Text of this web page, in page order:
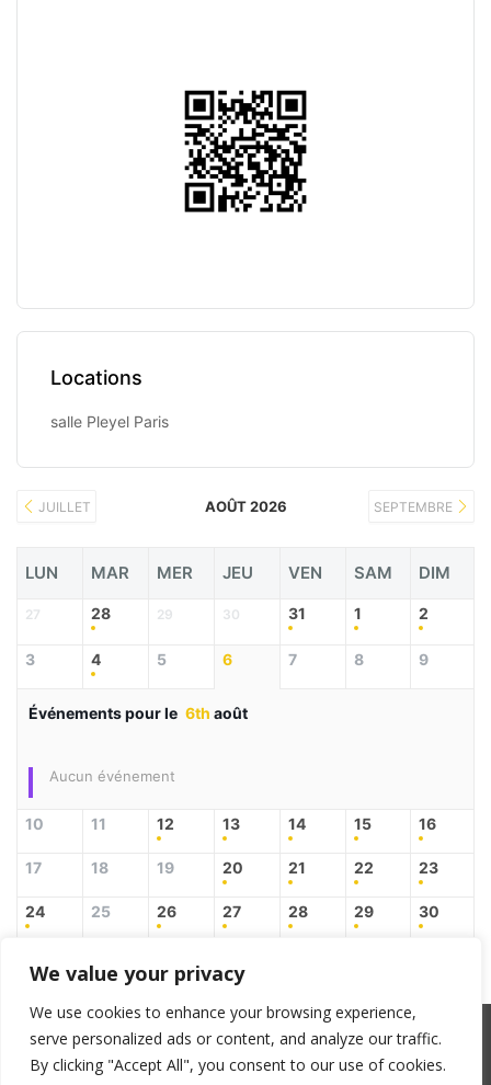
We value your privacy
We use cookies to enhance your browsing experience,
serve personalized ads or content, and analyze our traffic.
By clicking "Accept All", you consent to our use of cookies.
Locations
salle Pleyel Paris
JUILLET AOÛT 2026 SEPTEMBRE
LUN MAR MER JEU VEN SAM DIM
27 28 29 30 31 1 2
3 4 5 6 7 8 9
Événements pour le 6th août
Aucun événement
10 11 12 13 14 15 16
17 18 19 20 21 22 23
24 25 26 27 28 29 30
SACEM : 101735096 – ©Copyright Zicline 1998 –